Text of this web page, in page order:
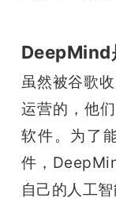
题
爱
DeepMind
虽然被谷歌
运营的，他
软件。为了
件，
自己的人工